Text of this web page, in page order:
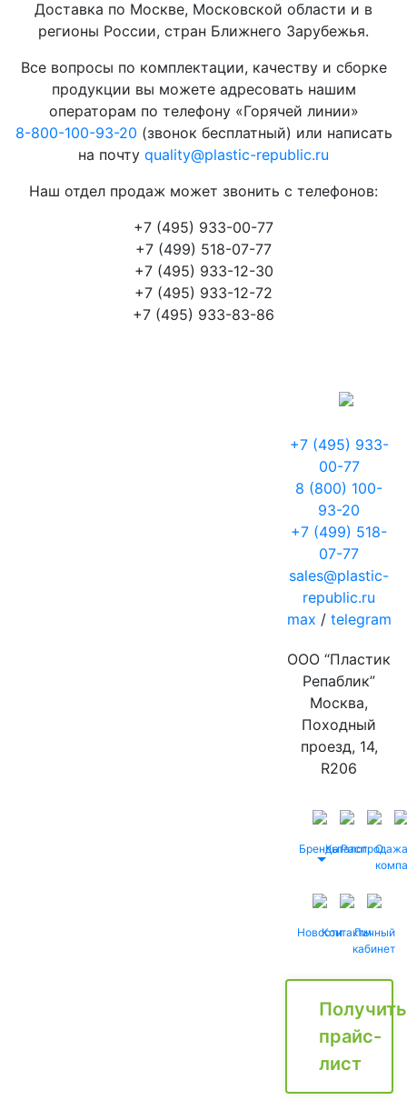
Доставка по Москве, Московской области и в
регионы России, стран Ближнего Зарубежья.
Все вопросы по комплектации, качеству и сборке
продукции вы можете адресовать нашим
операторам по телефону «Горячей линии»
8-800-100-93-20 (звонок бесплатный) или написать
на почту quality@plastic-republic.ru
Наш отдел продаж может звонить с телефонов:
+7 (495) 933-00-77
+7 (499) 518-07-77
+7 (495) 933-12-30
+7 (495) 933-12-72
+7 (495) 933-83-86
+7 (495) 933-
00-77
8 (800) 100-
93-20
+7 (499) 518-
07-77
sales@plastic-
republic.ru
max / telegram
ООО “Пластик
Репаблик”
Москва,
Походный
проезд, 14,
R206
БрендыКаталог
Распродажа
О
НовостиКонтактыЛичный
кабинет
Получить
прайс-
лист